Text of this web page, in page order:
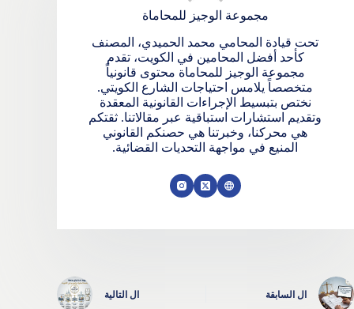
مجموعة الوجيز للمحاماة
تحت قيادة المحامي محمد الحميدي، المصنف
كأحد أفضل المحامين في الكويت، تقدم
مجموعة الوجيز للمحاماة محتوى قانونياً
متخصصاً يلامس احتياجات الشارع الكويتي.
نختص بتبسيط الإجراءات القانونية المعقدة
وتقديم استشارات استباقية عبر مقالاتنا. ثقتكم
هي محركنا، وخبرتنا هي حصنكم القانوني
المنيع في مواجهة التحديات القضائية.
ال السابقة ال التالية